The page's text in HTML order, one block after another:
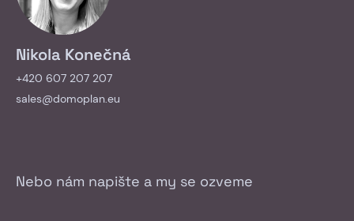
Nikola Konečná
+420 607 207 207
sales@domoplan.eu
Nebo nám napište a my se ozveme